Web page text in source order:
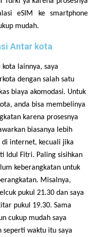
eSIM ke smartphone
mudah.
Antar kota
lainnya, saya
dengan salah satu
biaya akomodasi. Untuk
anda bisa membelinya
karena prosesnya
biasanya lebih
internet, kecuali jika
Idul Fitri. Paling sisihkan
keberangkatan untuk
Misalnya,
pukul 21.30 dan saya
pukul 19.30. Sama
cukup mudah saya
seperti waktu itu saya